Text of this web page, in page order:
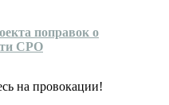
поправок о
СРО
на провокации!